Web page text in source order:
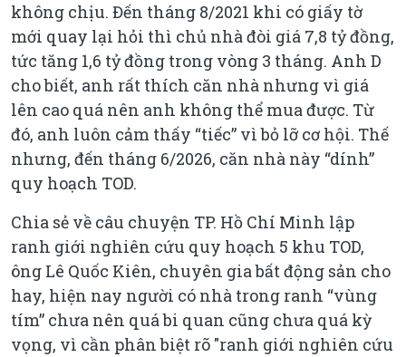
không chịu. Đến tháng 8/2021 khi có giấy tờ
mới quay lại hỏi thì chủ nhà đòi giá 7,8 tỷ đồng,
tức tăng 1,6 tỷ đồng trong vòng 3 tháng. Anh D
cho biết, anh rất thích căn nhà nhưng vì giá
lên cao quá nên anh không thể mua được. Từ
đó, anh luôn cảm thấy “tiếc” vì bỏ lỡ cơ hội. Thế
nhưng, đến tháng 6/2026, căn nhà này “dính”
quy hoạch TOD.
Chia sẻ về câu chuyện TP. Hồ Chí Minh lập
ranh giới nghiên cứu quy hoạch 5 khu TOD,
ông Lê Quốc Kiên, chuyên gia bất động sản cho
hay, hiện nay người có nhà trong ranh “vùng
tím” chưa nên quá bi quan cũng chưa quá kỳ
vọng, vì cần phân biệt rõ "ranh giới nghiên cứu